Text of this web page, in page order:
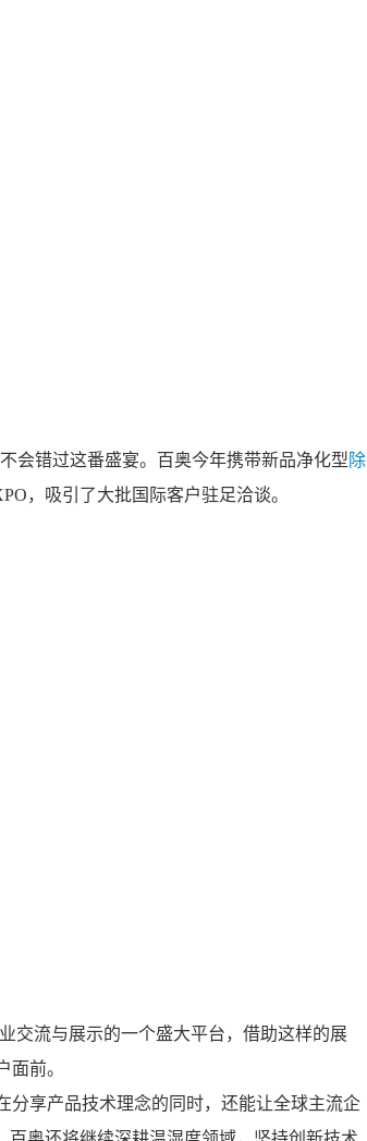
会错过这番盛宴。百奥今年携带新品净化型除
，吸引了大批国际客户驻足洽谈。
交流与展示的一个盛大平台，借助这样的展
前。
分享产品技术理念的同时，还能让全球主流企